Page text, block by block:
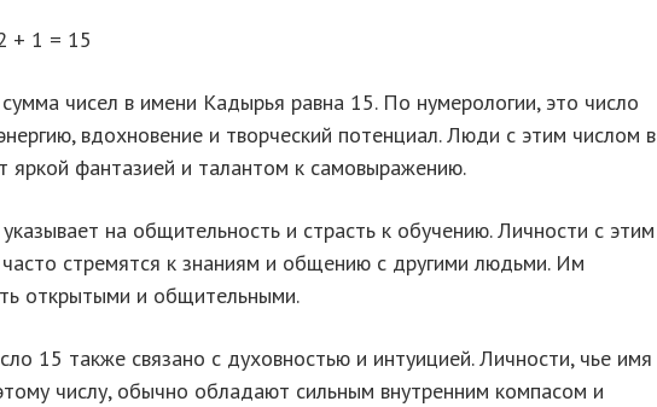
+ 1 = 15
чисел в имени Кадырья равна 15. По нумерологии, это число
вдохновение и творческий потенциал. Люди с этим числом в
яркой фантазией и талантом к самовыражению.
на общительность и страсть к обучению. Личности с этим
стремятся к знаниям и общению с другими людьми. Им
открытыми и общительными.
15 также связано с духовностью и интуицией. Личности, чье имя
числу, обычно обладают сильным внутренним компасом и